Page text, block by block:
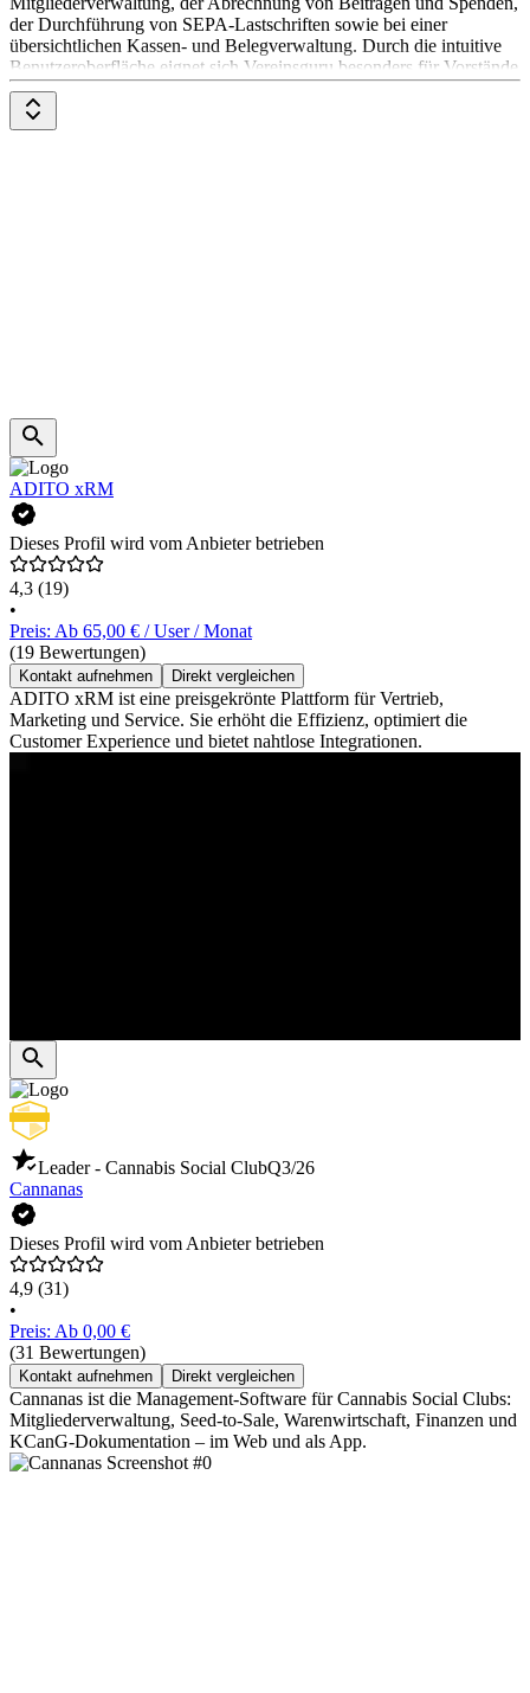
der Durchführung von SEPA-Lastschriften sowie bei einer
übersichtlichen Kassen- und Belegverwaltung. Durch die intuitive
Benutzeroberfläche eignet sich Vereinsguru besonders für Vorstände
und Kassenwarte, die schnell und ohne aufwendige Einarbeitung
digital arbeiten möchten. Der Betrieb erfolgt DSGVO-konform auf
Servern in Deutschland.
ADITO xRM
Dieses Profil wird vom Anbieter betrieben
4,3 (19)
•
Preis: Ab 65,00 € / User / Monat
(19 Bewertungen)
Kontakt aufnehmen Direkt vergleichen
ADITO xRM ist eine preisgekrönte Plattform für Vertrieb,
Marketing und Service. Sie erhöht die Effizienz, optimiert die
Customer Experience und bietet nahtlose Integrationen.
Leader - Cannabis Social ClubQ3/26
Cannanas
Dieses Profil wird vom Anbieter betrieben
4,9 (31)
•
Preis: Ab 0,00 €
(31 Bewertungen)
Kontakt aufnehmen Direkt vergleichen
Cannanas ist die Management-Software für Cannabis Social Clubs:
Mitgliederverwaltung, Seed-to-Sale, Warenwirtschaft, Finanzen und
KCanG-Dokumentation – im Web und als App.